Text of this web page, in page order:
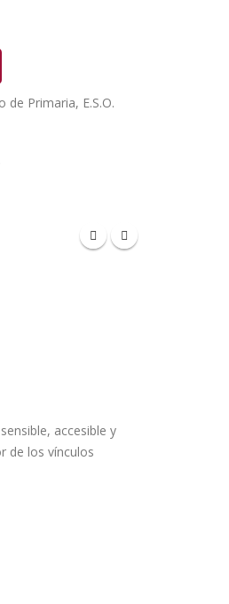
de Primaria, E.S.O.
accesible y
de los vínculos